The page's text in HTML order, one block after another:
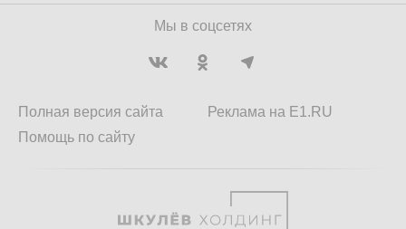
Мы в соцсетях
Полная версия сайта
Помощь по сайту
Реклама на E1.RU